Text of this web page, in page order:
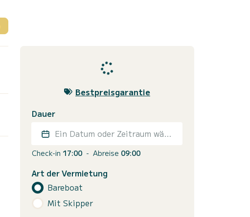
Bestpreisgarantie
Dauer
Ein Datum oder Zeitraum wählen
Check-in 17:00 - Abreise 09:00
Art der Vermietung
Bareboat
Mit Skipper